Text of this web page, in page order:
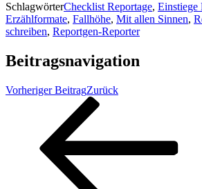
SchlagwörterChecklist Reportage, Einstiege
Erzählformate, Fallhöhe, Mit allen Sinnen,
schreiben, Reportgen-Reporter
Beitragsnavigation
Vorheriger BeitragZurück